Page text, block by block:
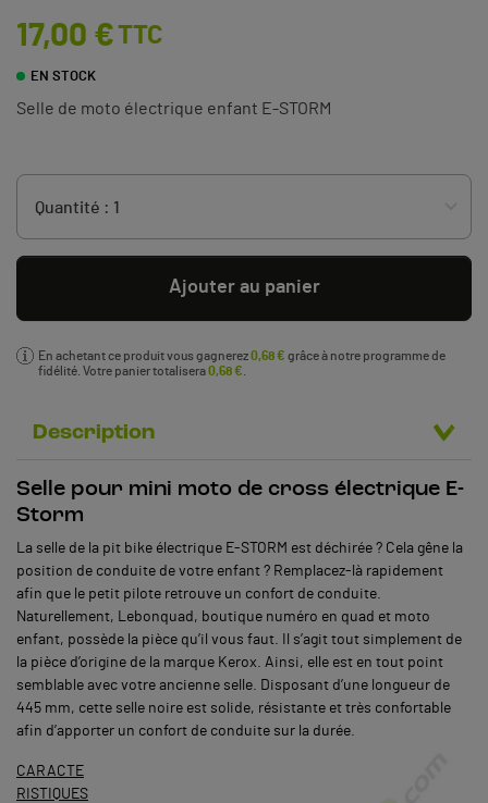
17,00 €TTC
EN STOCK
Selle de moto électrique enfant E-STORM
Ajouter au panier
En achetant ce produit vous gagnerez0,68 € grâce à notre programme de
fidélité. Votre panier totalisera0,68 €
Description
Selle pour mini moto de cross électrique E-
Storm
La selle de la pit bike électrique E-STORM est déchirée ? Cela gêne la
position de conduite de votre enfant ? Remplacez-là rapidement
afin que le petit pilote retrouve un confort de conduite.
Naturellement, Lebonquad, boutique numéro en quad et moto
enfant, possède la pièce qu’il vous faut. Il s’agit tout simplement de
la pièce d’origine de la marque Kerox. Ainsi, elle est en tout point
semblable avec votre ancienne selle. Disposant d’une longueur de
445 mm, cette selle noire est solide, résistante et très confortable
afin d’apporter un confort de conduite sur la durée.
CARACTE
RISTIQUES